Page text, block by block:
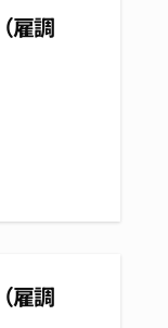
雇調
雇調